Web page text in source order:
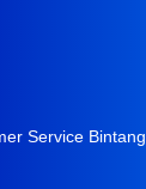
Service